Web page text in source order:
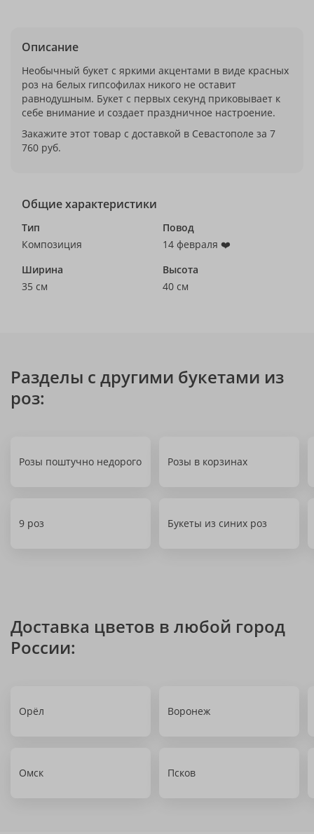
Описание
Необычный букет с яркими акцентами в виде красных
роз на белых гипсофилах никого не оставит
равнодушным. Букет с первых секунд приковывает к
себе внимание и создает праздничное настроение.
Закажите этот товар с доставкой в Севастополе за 7
760 руб.
Общие характеристики
Тип
Композиция
Повод
14 февраля ❤️
Ширина
35 см
Высота
40 см
Разделы с другими букетами из
роз:
Розы поштучно недорого Розы в корзинах
9 роз Букеты из синих роз
Доставка цветов в любой город
России:
Орёл Воронеж
Омск Псков